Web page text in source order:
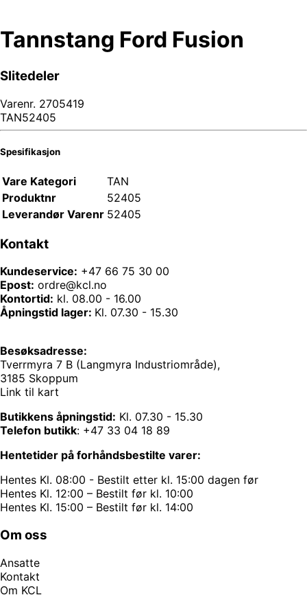
Tannstang Ford Fusion
Slitedeler
Varenr. 2705419
TAN52405
Spesifikasjon
Vare Kategori
TAN
Produktnr
52405
Leverandør Varenr 52405
Kontakt
Kundeservice: +47 66 75 30 00
Epost: ordre@kcl.no
Kontortid: kl. 08.00 - 16.00
Åpningstid lager: Kl. 07.30 - 15.30
Besøksadresse:
Tverrmyra 7 B (Langmyra Industriområde),
3185 Skoppum
Link til kart
Butikkens åpningstid: Kl. 07.30 - 15.30
Telefon butikk: +47 33 04 18 89
Hentetider på forhåndsbestilte varer:
Hentes Kl. 08:00 - Bestilt etter kl. 15:00 dagen før
Hentes Kl. 12:00 – Bestilt før kl. 10:00
Hentes Kl. 15:00 – Bestilt før kl. 14:00
Om oss
Ansatte
Kontakt
Om KCL